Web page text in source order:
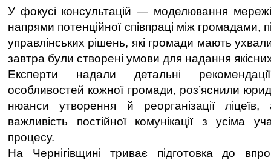
У фокусі консультацій — моделювання мережі
напрями потенційної співпраці між громадами,
управлінських рішень, які громади мають
завтра були створені умови для надання якісних
Експерти надали детальні
особливостей кожної громади, роз’яснили
нюанси утворення й реорганізації
важливість постійної комунікації з усіма
процесу.
На Чернігівщині триває підготовка до